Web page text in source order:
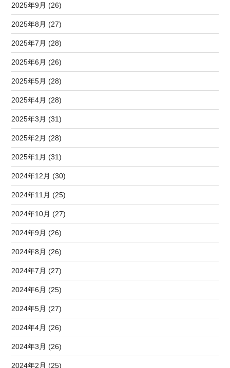
2025年9月 (26)
2025年8月 (27)
2025年7月 (28)
2025年6月 (26)
2025年5月 (28)
2025年4月 (28)
2025年3月 (31)
2025年2月 (28)
2025年1月 (31)
2024年12月 (30)
2024年11月 (25)
2024年10月 (27)
2024年9月 (26)
2024年8月 (26)
2024年7月 (27)
2024年6月 (25)
2024年5月 (27)
2024年4月 (26)
2024年3月 (26)
2024年2月 (25)